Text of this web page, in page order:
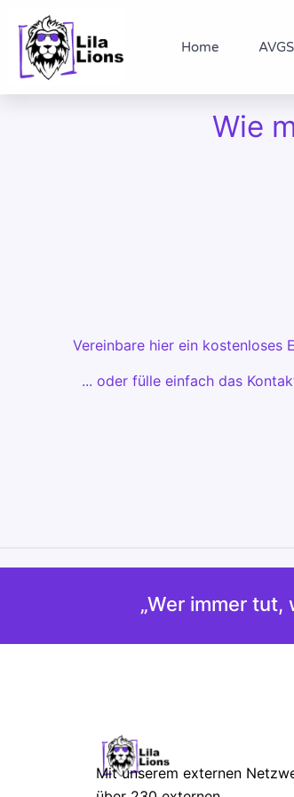
Inhalt
springen
Home
Wie
Vereinbare hier ein kostenloses
... oder fülle einfach das
„Wer immer
Mit unserem externen